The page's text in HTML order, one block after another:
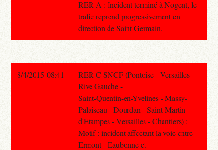
RER A : Incident terminé à Nogent, le
trafic reprend progressivement en
direction de Saint Germain.
8/4/2015 08:41
RER C SNCF (Pontoise - Versailles -
Rive Gauche -
Saint-Quentin-en-Yvelines - Massy-
Palaiseau - Dourdan - Saint-Martin
d'Etampes - Versailles - Chantiers) :
Motif : incident affectant la voie entre
Ermont - Eaubonne et